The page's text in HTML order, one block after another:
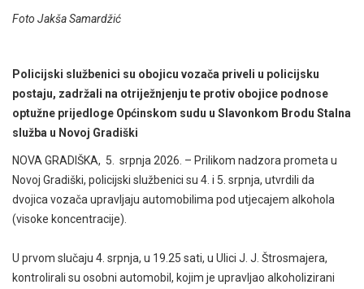
Foto Jakša Samardžić
Policijski službenici su obojicu vozača priveli u policijsku
postaju, zadržali na otriježnjenju te protiv obojice podnose
optužne prijedloge Općinskom sudu u Slavonkom Brodu Stalna
služba u Novoj Gradiški
NOVA GRADIŠKA, 5. srpnja 2026. – Prilikom nadzora prometa u
Novoj Gradiški, policijski službenici su 4. i 5. srpnja, utvrdili da
dvojica vozača upravljaju automobilima pod utjecajem alkohola
(visoke koncentracije).
U prvom slučaju 4. srpnja, u 19.25 sati, u Ulici J. J. Štrosmajera,
kontrolirali su osobni automobil, kojim je upravljao alkoholizirani